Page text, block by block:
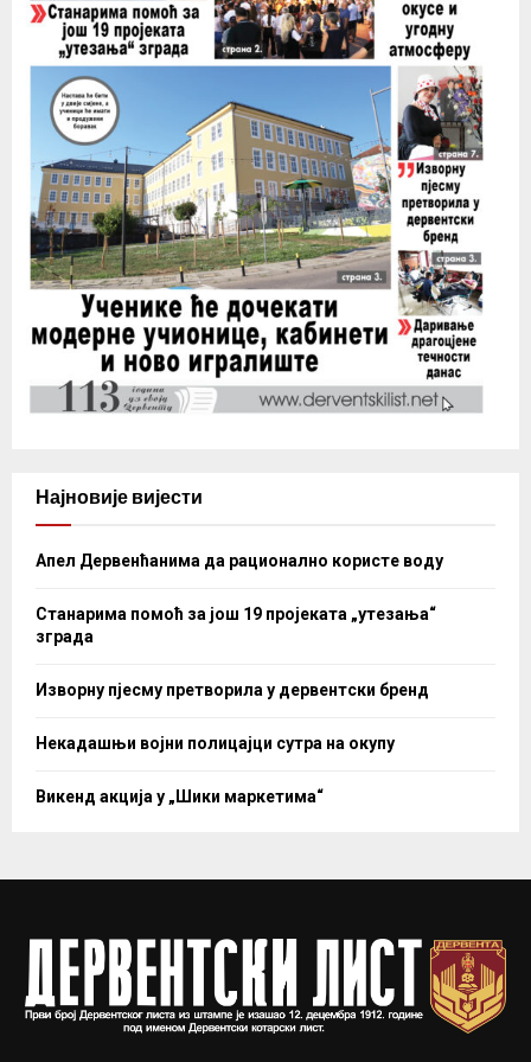
Најновије вијести
Апел Дервенћанима да рационално користе воду
Станарима помоћ за још 19 пројеката „утезања“
зграда
Изворну пјесму претворила у дервентски бренд
Некадашњи војни полицајци сутра на окупу
Викенд акција у „Шики маркетима“